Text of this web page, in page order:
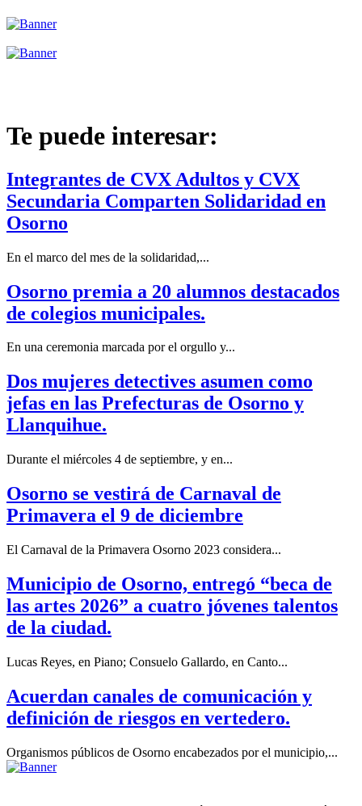
Te puede interesar:
Integrantes de CVX Adultos y CVX
Secundaria Comparten Solidaridad en
Osorno
En el marco del mes de la solidaridad,...
Osorno premia a 20 alumnos destacados
de colegios municipales.
En una ceremonia marcada por el orgullo y...
Dos mujeres detectives asumen como
jefas en las Prefecturas de Osorno y
Llanquihue.
Durante el miércoles 4 de septiembre, y en...
Osorno se vestirá de Carnaval de
Primavera el 9 de diciembre
El Carnaval de la Primavera Osorno 2023 considera...
Municipio de Osorno, entregó “beca de
las artes 2026” a cuatro jóvenes talentos
de la ciudad.
Lucas Reyes, en Piano; Consuelo Gallardo, en Canto...
Acuerdan canales de comunicación y
definición de riesgos en vertedero.
Organismos públicos de Osorno encabezados por el municipio,...